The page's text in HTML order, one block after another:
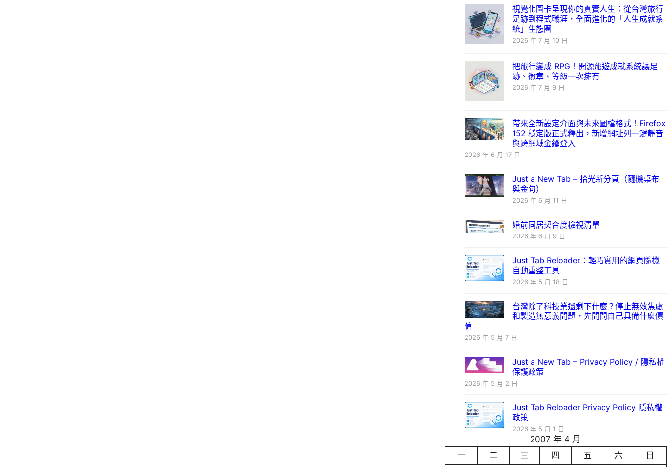
視覺化圖卡呈現你的真實人生：從台灣旅行
足跡到程式職涯，全面進化的「人生成就系
統」生態圈
2026 年 7 月 10 日
把旅行變成 RPG！開源旅遊成就系統讓足
跡、徽章、等級一次擁有
2026 年 7 月 9 日
帶來全新設定介面與未來圖檔格式！Firefox
152 穩定版正式釋出，新增網址列一鍵靜音
與跨網域金鑰登入
2026 年 6 月 17 日
Just a New Tab – 拾光新分頁（隨機桌布
與金句）
2026 年 6 月 11 日
婚前同居契合度檢視清單
2026 年 6 月 9 日
Just Tab Reloader：輕巧實用的網頁隨機
自動重整工具
2026 年 5 月 18 日
台灣除了科技業還剩下什麼？停止無效焦慮
和製造無意義問題，先問問自己具備什麼價
值
2026 年 5 月 7 日
Just a New Tab – Privacy Policy / 隱私權
保護政策
2026 年 5 月 2 日
Just Tab Reloader Privacy Policy 隱私權
政策
2026 年 5 月 1 日
2007 年 4 月
一
二 三 四 五 六
日